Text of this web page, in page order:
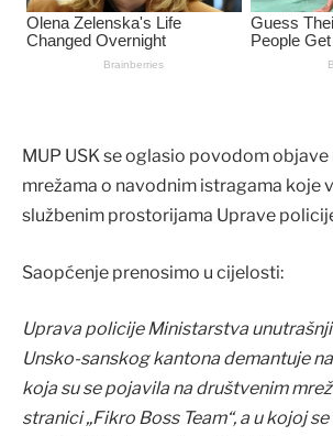
MUP USK se oglasio povodom
mrežama o navodnim istragama koje
službenim prostorijama Uprave
Saopćenje prenosimo u cijelosti:
Uprava policije Ministarstva
Unsko-sanskog kantona demantuje
koja su se pojavila na društvenim
stranici „Fikro Boss Team“, a u kojoj